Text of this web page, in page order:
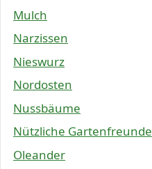
Mulch
Narzissen
Nieswurz
Nordosten
Nussbäume
Nützliche Gartenfreunde
Oleander